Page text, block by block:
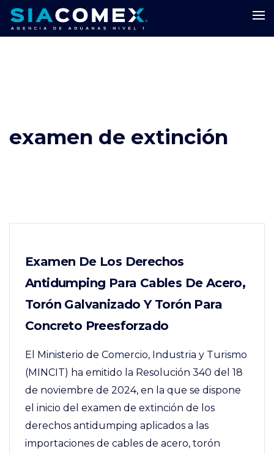
examen de extinción
Examen De Los Derechos
Antidumping Para Cables De Acero,
Torón Galvanizado Y Torón Para
Concreto Preesforzado
El Ministerio de Comercio, Industria y Turismo
(MINCIT) ha emitido la Resolución 340 del 18
de noviembre de 2024, en la que se dispone
el inicio del examen de extinción de los
derechos antidumping aplicados a las
importaciones de cables de acero, torón